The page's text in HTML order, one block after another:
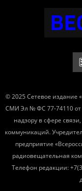
© 2025 Сетевое издание
СМИ Эл № ФС 77-74110 от
надзору в сфере
коммуникаций.
предприятие
радиовещательная
Телефон редакции: